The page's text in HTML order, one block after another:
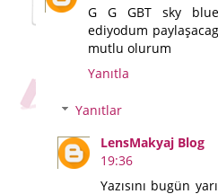
G G GBT sky
ediyodum
mutlu olurum
Yanıtla
Yanıtlar
LensMakyaj Blog
19:36
Yazısını bugün